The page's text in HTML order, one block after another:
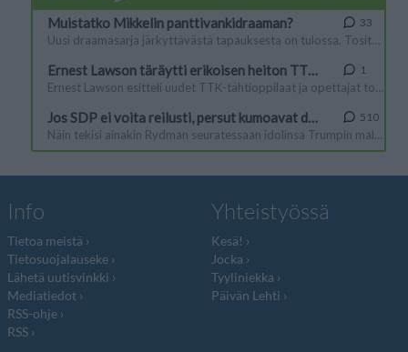
Info
Tietoa meistä
Tietosuojalauseke
Lähetä uutisvinkki
Mediatiedot
RSS-ohje
RSS
Yhteistyössä
Kesä!
Jocka
Tyyliniekka
Päivän Lehti